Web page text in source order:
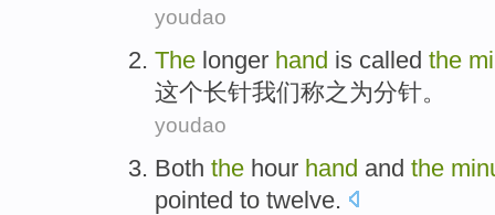
youdao
The longer hand is called the
这个长针我们称之为分针。
youdao
Both the hour hand and the
pointed to twelve.